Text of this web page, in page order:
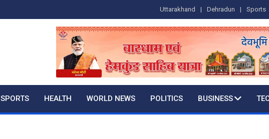
Uttarakhand Dehradun Sports
SPORTS HEALTH WORLD NEWS POLITICS BUSINESS